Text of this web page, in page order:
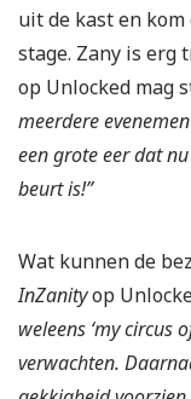
uit de kast en
stage. Zany is
op Unlocked mag
meerdere
een grote eer dat
beurt is!”
Wat kunnen de
InZanityop
weleens ‘my circus
verwachten.